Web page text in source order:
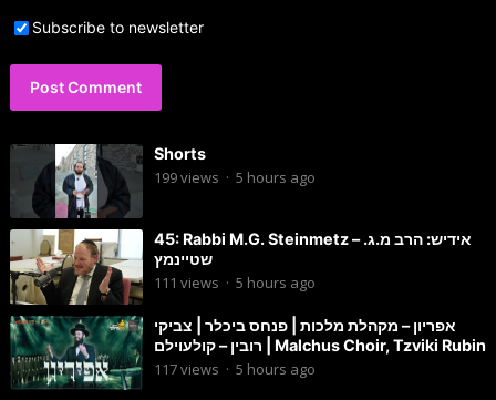
Subscribe to newsletter
Shorts
199views · 5 hours ago
45: Rabbi M.G. Steinmetz – אידיש: הרב מ.ג.
שטיינמץ
111 views · 5 hours ago
אפריון – מקהלת מלכות | פנחס ביכלר | צביקי
רובין – קולעוילם | Malchus Choir, Tzviki Rubin
117views · 5 hours ago